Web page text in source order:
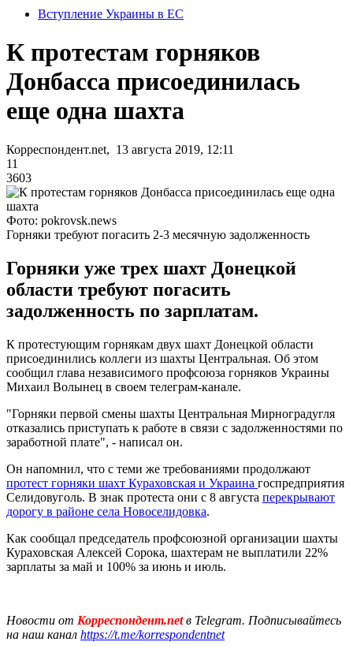
Вступление Украины в ЕС
К протестам горняков
Донбасса присоединилась
еще одна шахта
Корреспондент.net, 13 августа 2019, 12:11
11
3603
Фото: pokrovsk.news
Горняки требуют погасить 2-3 месячную задолженность
Горняки уже трех шахт Донецкой
области требуют погасить
задолженность по зарплатам.
К протестующим горнякам двух шахт Донецкой области
присоединились коллеги из шахты Центральная. Об этом
сообщил глава независимого профсоюза горняков Украины
Михаил Волынец в своем телеграм-канале.
"Горняки первой смены шахты Центральная Мирноградугля
отказались приступать к работе в связи с задолженностями по
заработной плате", - написал он.
Он напомнил, что с теми же требованиями продолжают
протест горняки шахт Кураховская и Украина госпредприятия
Селидовуголь. В знак протеста они с 8 августа перекрывают
дорогу в районе села Новоселидовка.
Как сообщал председатель профсоюзной организации шахты
Кураховская Алексей Сорока, шахтерам не выплатили 22%
зарплаты за май и 100% за июнь и июль.
Новости от Корреспондент.netв Telegram. Подписывайтесь
на наш канал https://t.me/korrespondentnet